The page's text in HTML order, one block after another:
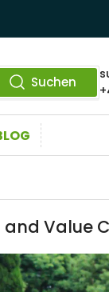
Suchen
and Value